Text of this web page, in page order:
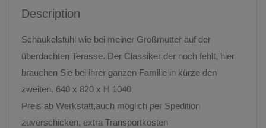
Description
Schaukelstuhl wie bei meiner Großmutter auf der
überdachten Terasse. Der Classiker der noch fehlt, hier
brauchen Sie bei ihrer ganzen Familie in kürze den
zweiten. 640 x 820 x H 1040
Preis ab Werkstatt,auch möglich per Spedition
zuverschicken, extra Transportkosten